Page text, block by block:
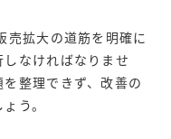
売拡大の道筋を明確に
なければなりませ
整理できず、改善の
う。